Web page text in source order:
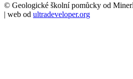
© Geologické školní pomůcky od
| web od ultradeveloper.org